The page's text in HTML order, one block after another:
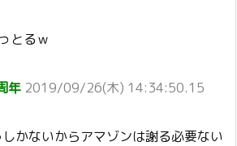
とるｗ
年 2019/09/26(木) 14:34:50.15
かないからアマゾンは謝る必要ない